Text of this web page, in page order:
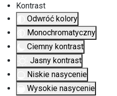
Kontrast
Odwróć kolory
Monochromatyczny
Ciemny kontrast
Jasny kontrast
Niskie nasycenie
Wysokie nasycenie